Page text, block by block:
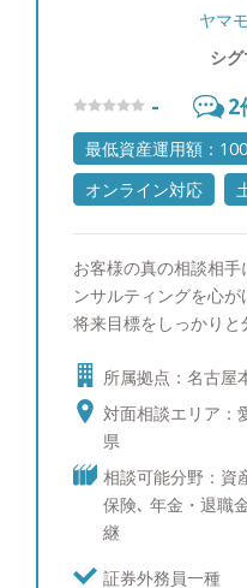
ヤマ
シ
- 2
最低資産運用額：
オンライン対応
お客様の真の相談相
ンサルティングを心
将来目標をしっかりと
リストの目線から厳
相談ください。 【趣
ンス、YouTubeで猫
所属拠点：名古屋
対面相談エリア：
県
相談可能分野：資
保険､ 年金・退職
継
証券外務員一種